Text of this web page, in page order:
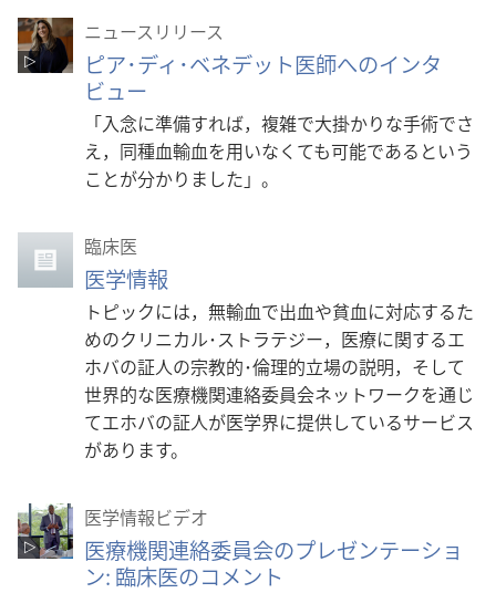
ニュースリリース
ピア･ディ･ベネデット医師へのインタ
ビュー
「入念に準備すれば，複雑で大掛かりな手術でさ
え，同種血輸血を用いなくても可能であるという
ことが分かりました」。
臨床医
医学情報
トピックには，無輸血で出血や貧血に対応するた
めのクリニカル･ストラテジー，医療に関するエ
ホバの証人の宗教的･倫理的立場の説明，そして
世界的な医療機関連絡委員会ネットワークを通じ
てエホバの証人が医学界に提供しているサービス
があります。
医学情報ビデオ
医療機関連絡委員会のプレゼンテーショ
ン: 臨床医のコメント